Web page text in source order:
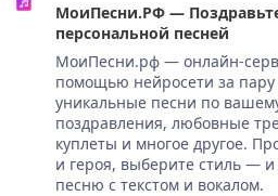
МоиПесни.РФ —
персональной песней
МоиПесни.рф — онлайн-
помощью нейросети за пару
уникальные песни по
поздравления, любовные
куплеты и многое другое.
и героя, выберите стиль — и
песню с текстом и вокалом.